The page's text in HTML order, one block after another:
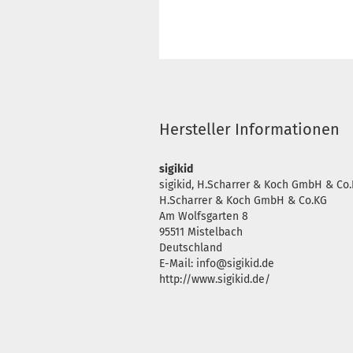
Hersteller Informationen
sigikid
sigikid, H.Scharrer & Koch GmbH &
H.Scharrer & Koch GmbH & Co.KG
Am Wolfsgarten 8
95511 Mistelbach
Deutschland
E-Mail: info@sigikid.de
http://www.sigikid.de/